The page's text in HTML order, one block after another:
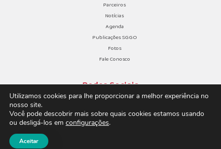
Parceiros
Notícias
Agenda
Publicações SGGO
Fotos
Fale Conosco
Redes Sociais
Utilizamos cookies para lhe proporcionar a melhor experiência no
nosso site.
Você pode descobrir mais sobre quais cookies estamos usando
ou desligá-los em configurações.
Aceitar